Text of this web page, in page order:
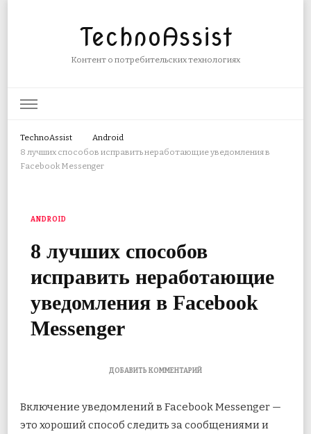
TechnoAssist
Контент о потребительских технологиях
TechnoAssist
Android
8 лучших способов исправить неработающие уведомления в
Facebook Messenger
ANDROID
8 лучших способов
исправить неработающие
уведомления в Facebook
Messenger
ДОБАВИТЬ КОММЕНТАРИЙК
ЛУЧШИХ
ИСПРАВИТЬ
Включение уведомлений в Facebook Messenger —
это хороший способ следить за сообщениями и